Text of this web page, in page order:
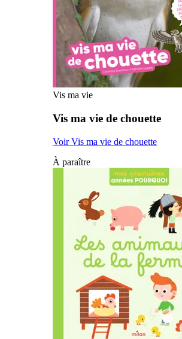
Vis ma vie
Vis ma vie de chouette
Voir Vis ma vie de chouette
À paraître